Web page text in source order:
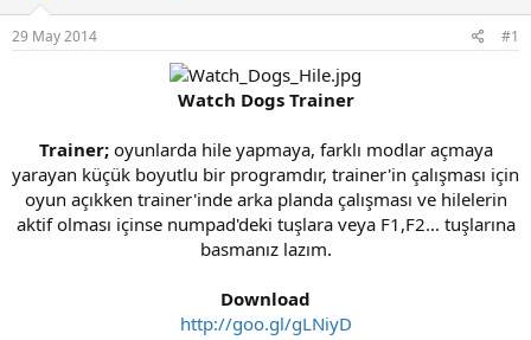
u
b
a
n
i
h
i
29 May 2014 #1
Watch Dogs Trainer
Trainer;oyunlarda hile yapmaya, farklı modlar açmaya
yarayan küçük boyutlu bir programdır, trainer'in çalışması için
oyun açıkken trainer'inde arka planda çalışması ve hilelerin
aktif olması içinse numpad'deki tuşlara veya F1,F2... tuşlarına
basmanız lazım.
Download
http://goo.gl/gLNiyD